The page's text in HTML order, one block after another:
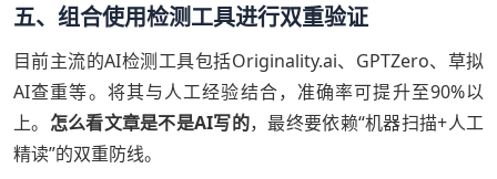
五、组合使用检测工具进行双重验证
目前主流的AI检测工具包括Originality.ai、GPTZero、草拟
AI查重等。将其与人工经验结合，准确率可提升至90%以
上。 怎么看文章是不是AI写的，最终要依赖“机器扫描+人工
精读”的双重防线。